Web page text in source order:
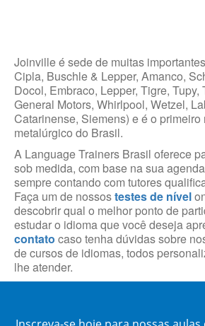
Joinville é sede de muitas
Cipla, Buschle & Lepper, Amanco,
Docol, Embraco, Lepper, Tigre, Tupy,
General Motors, Whirlpool, Wetzel,
Catarinense, Siemens) e é o primeiro
metalúrgico do Brasil.
A Language Trainers Brasil oferece
sob medida, com base na sua
sempre contando com tutores
Faça um de nossostestes de nível
descobrir qual o melhor ponto de
estudar o idioma que você deseja
contato caso tenha dúvidas sobre
de cursos de idiomas, todos
lhe atender.